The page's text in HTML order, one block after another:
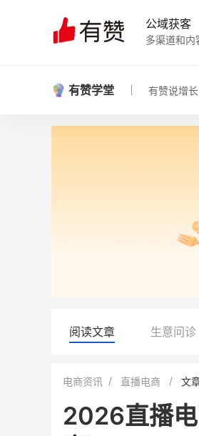
公域获客
多渠道和内
有赞学堂 有赞说增长
阅读文章 生意问诊
电商资讯 直播电商 文
2026直播
BEIESTATE贝易品牌
母婴